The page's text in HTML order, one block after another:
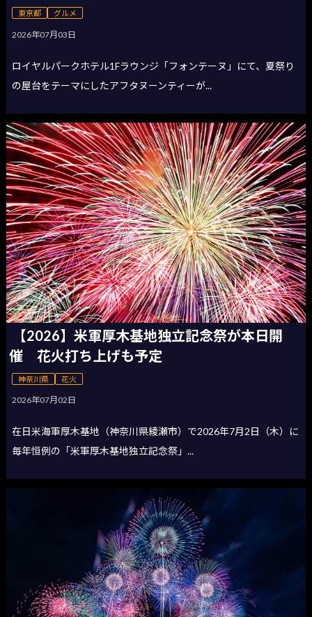
東京都 グルメ
2026年07月03日
ロイヤルパークホテル1Fラウンジ「フォンテーヌ」にて、夏祭り
の屋台をテーマにしたアフタヌーンティーが...
【2026】米軍厚木基地独立記念祭が本日開
催 花火打ち上げも予定
神奈川県 花火
2026年07月02日
在日米海軍厚木基地（神奈川県綾瀬市）で2026年7月2日（木）に
毎年恒例の「米軍厚木基地独立記念祭」...